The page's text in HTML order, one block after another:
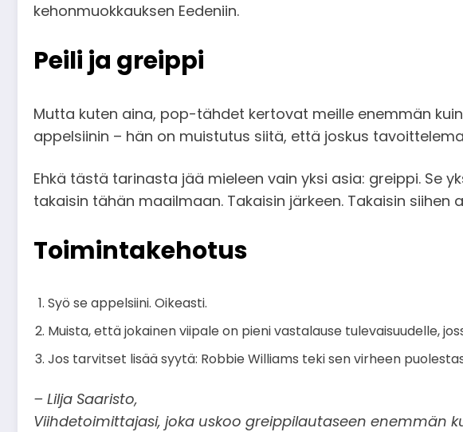
kehonmuokkauksen Eedeniin.
Peili ja greippi
Mutta kuten aina, pop-tähdet kertovat meille enemmän
appelsiinin – hän on muistutus siitä, että joskus
Ehkä tästä tarinasta jää mieleen vain yksi asia: greippi. Se
takaisin tähän maailmaan. Takaisin järkeen. Takaisin
Toimintakehotus
Syö se appelsiini. Oikeasti.
Muista, että jokainen viipale on pieni vastalause tulevaisuudelle,
Jos tarvitset lisää syytä: Robbie Williams teki sen virheen
– Lilja Saaristo,
Viihdetoimittajasi, joka uskoo greippilautaseen enemmän